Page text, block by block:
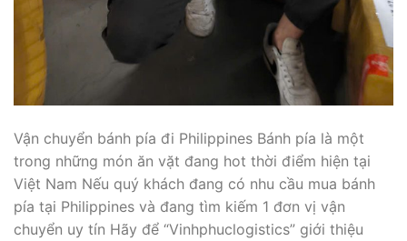
Vận chuyển bánh pía đi Philippines Bánh pía là một
trong những món ăn vặt đang hot thời điểm hiện tại
Việt Nam Nếu quý khách đang có nhu cầu mua bánh
pía tại Philippines và đang tìm kiếm 1 đơn vị vận
chuyển uy tín Hãy để “Vinhphuclogistics” giới thiệu